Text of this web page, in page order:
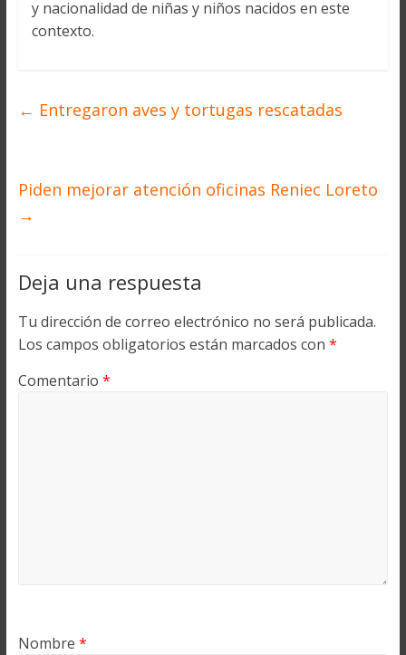
y nacionalidad de niñas y niños nacidos en este
contexto.
← Entregaron aves y tortugas rescatadas
Piden mejorar atención oficinas Reniec Loreto
→
Deja una respuesta
Tu dirección de correo electrónico no será publicada.
Los campos obligatorios están marcados con *
Comentario *
Nombre *